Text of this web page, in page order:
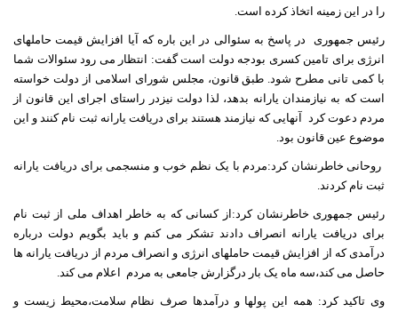
را در این زمینه اتخاذ کرده است.
رئیس جمهوری
در پاسخ به سئوالی در این باره که آیا افزایش قیمت حاملهای
انرژی برای تامین کسری بودجه دولت است گفت: انتظار می رود سئوالات شما
با کمی تانی مطرح شود. طبق قانون، مجلس شورای اسلامی از دولت خواسته
است که به نیازمندان یارانه بدهد، لذا دولت نیزدر راستای اجرای این قانون از
مردم دعوت کرد آنهایی که نیازمند هستند برای دریافت یارانه ثبت نام کنند و این
موضوع عین قانون بود.
روحانی خاطرنشان کرد:مردم با یک نظم خوب و منسجمی برای دریافت یارانه
ثبت نام کردند.
رئیس جمهوری خاطرنشان کرد:از کسانی که به خاطر اهداف ملی از ثبت نام
برای دریافت یارانه انصراف دادند تشکر می کنم و باید بگویم دولت درباره
درآمدی که از افزایش قیمت حاملهای انرژی و انصراف مردم از دریافت یارانه ها
حاصل می کند،سه ماه یک بار درگزارش جامعی به مردم اعلام می کند.
وی تاکید کرد: همه این پولها و درآمدها صرف نظام سلامت،محیط زیست و